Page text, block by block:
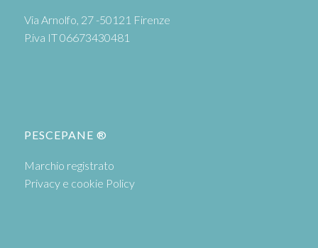
Via Arnolfo, 27 -50121 Firenze
P.iva IT 06673430481
PESCEPANE ®
Marchio registrato
Privacy e cookie Policy